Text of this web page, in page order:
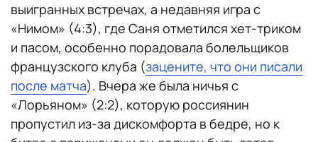
выигранных встречах, а недавняя игра с
«Нимом» (4:3), где Саня отметился хет-триком
и пасом, особенно порадовала болельщиков
французского клуба (зацените, что они писали
после матча). Вчера же была ничья с
«Лорьяном» (2:2), которую россиянин
пропустил из-за дискомфорта в бедре, но к